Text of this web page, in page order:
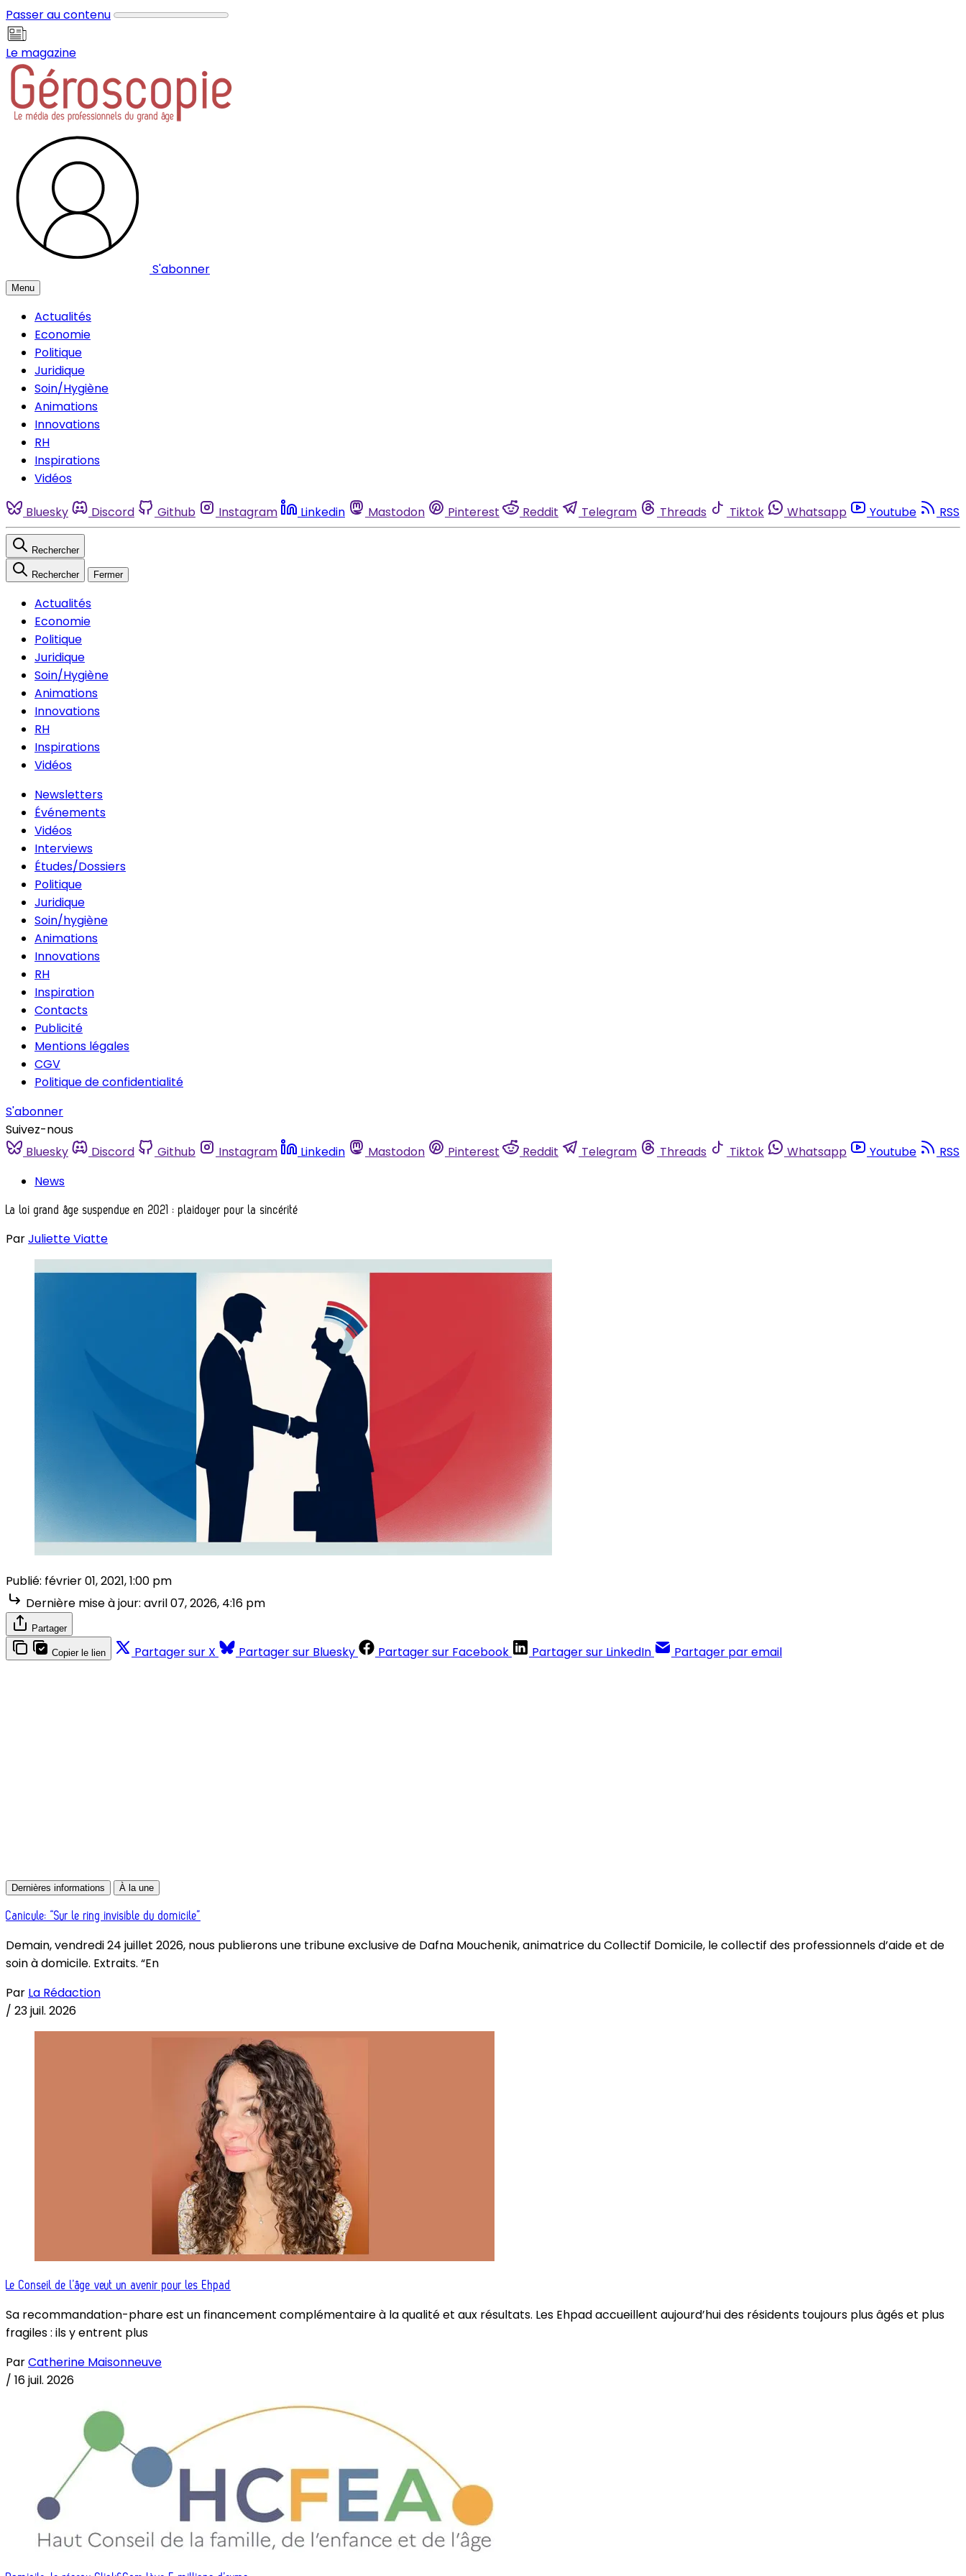
Passer au contenu
Le magazine
S'abonner
Menu
Actualités
Economie
Politique
Juridique
Soin/Hygiène
Animations
Innovations
RH
Inspirations
Vidéos
Bluesky Discord Github Instagram Linkedin Mastodon Pinterest Reddit Telegram Threads Tiktok Whatsapp Youtube RSS
Rechercher
Rechercher Fermer
Actualités
Economie
Politique
Juridique
Soin/Hygiène
Animations
Innovations
RH
Inspirations
Vidéos
Newsletters
Événements
Vidéos
Interviews
Études/Dossiers
Politique
Juridique
Soin/hygiène
Animations
Innovations
RH
Inspiration
Contacts
Publicité
Mentions légales
CGV
Politique de confidentialité
S'abonner
Suivez-nous
Bluesky
Discord Github Instagram Linkedin Mastodon Pinterest Reddit Telegram Threads Tiktok Whatsapp Youtube
RSS
News
La loi grand âge suspendue en 2021 : plaidoyer pour la sincérité
ParJuliette Viatte
Publié: février 01, 2021, 1:00 pm
Dernière mise à jour: avril 07, 2026, 4:16 pm
Partager
Copier le lien Partager sur X Partager sur Bluesky Partager sur Facebook Partager sur LinkedIn Partager par email
Dernières informations À la une
Canicule: “Sur le ring invisible du domicile”
Demain, vendredi 24 juillet 2026, nous publierons une tribune exclusive de Dafna Mouchenik, animatrice du Collectif Domicile, le collectif des professionnels d’aide et de
soin à domicile. Extraits. “En
Par La Rédaction
/ 23 juil. 2026
Le Conseil de l’âge veut un avenir pour les Ehpad
Sa recommandation-phare est un financement complémentaire à la qualité et aux résultats. Les Ehpad accueillent aujourd’hui des résidents toujours plus âgés et plus
fragiles : ils y entrent plus
ParCatherine Maisonneuve
/ 16 juil. 2026
Panneau de gestion des cookies